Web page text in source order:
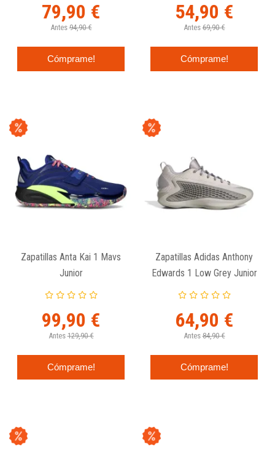
79,90 €
Antes 94,90 €
Cómprame!
54,90 €
Antes 69,90 €
Cómprame!
Zapatillas Anta Kai 1 Mavs
Junior
99,90 €
Antes 129,90 €
Cómprame!
Zapatillas Adidas Anthony
Edwards 1 Low Grey Junior
64,90 €
Antes 84,90 €
Cómprame!